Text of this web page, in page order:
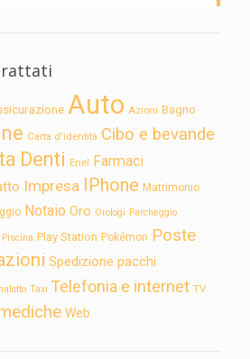
Auto Azioni Bagno
Carta d'identità Cibo e bevande
Denti Enel Farmaci
Impresa IPhone Matrimonio
Notaio Oro Orologi Parcheggio
Piscina Play Station Pokémon Poste
Spedizione pacchi
Taxi Telefonia e internet TV
Web